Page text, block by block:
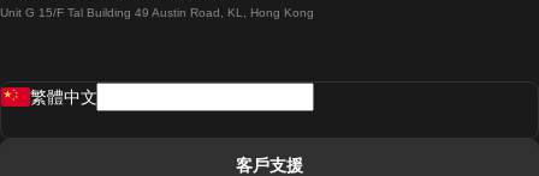
羅馬開往拿坡里的列車
Unit G 15/F Tal Building 49 Austin Road, KL, Hong Kong
繁體中文
客戶支援